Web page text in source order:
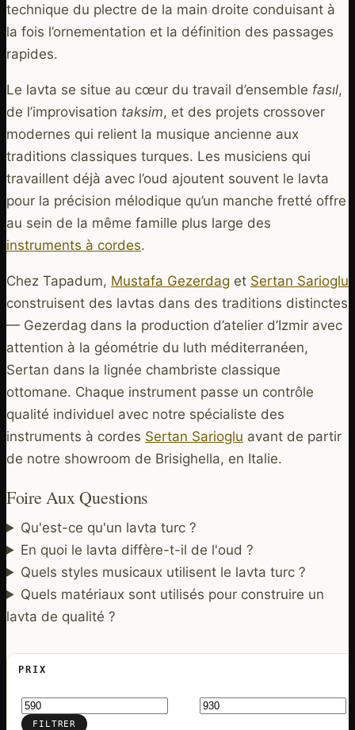
technique du plectre de la main droite conduisant à
la fois l’ornementation et la définition des passages
rapides.
Le lavta se situe au cœur du travail d’ensemble fasıl,
de l’improvisation taksim, et des projets crossover
modernes qui relient la musique ancienne aux
traditions classiques turques. Les musiciens qui
travaillent déjà avec l’oud ajoutent souvent le lavta
pour la précision mélodique qu’un manche fretté offre
au sein de la même famille plus large des
instruments à cordes.
Chez Tapadum, Mustafa Gezerdag et Sertan Sarioglu
construisent des lavtas dans des traditions distinctes
— Gezerdag dans la production d’atelier d’Izmir avec
attention à la géométrie du luth méditerranéen,
Sertan dans la lignée chambriste classique
ottomane. Chaque instrument passe un contrôle
qualité individuel avec notre spécialiste des
instruments à cordes Sertan Sarioglu avant de partir
de notre showroom de Brisighella, en Italie.
Foire Aux Questions
Qu'est-ce qu'un lavta turc ?
En quoi le lavta diffère-t-il de l'oud ?
Quels styles musicaux utilisent le lavta turc ?
Quels matériaux sont utilisés pour construire un
lavta de qualité ?
PRIX
Prix
min
Prix
maxFILTRER